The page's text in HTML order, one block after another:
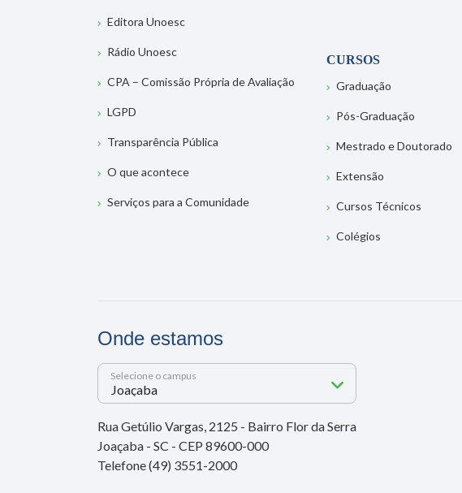
Editora Unoesc
Rádio Unoesc
CPA – Comissão Própria de Avaliação
LGPD
Transparência Pública
O que acontece
Serviços para a Comunidade
CURSOS
Graduação
Pós-Graduação
Mestrado e Doutorado
Extensão
Cursos Técnicos
Colégios
Onde estamos
Selecione o campus
Rua Getúlio Vargas, 2125 - Bairro Flor da Serra
Joaçaba - SC - CEP 89600-000
Telefone (49) 3551-2000